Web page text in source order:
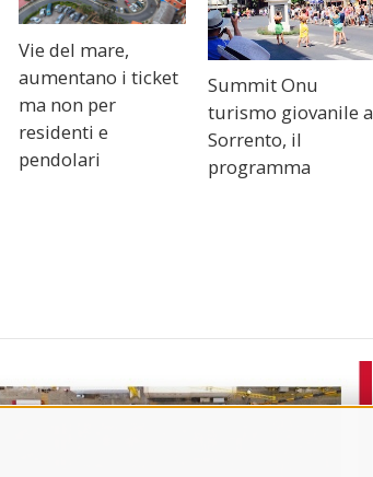
Vie del mare,
aumentano i ticket
ma non per
residenti e
pendolari
Summit Onu
turismo giovanile a
Sorrento, il
programma